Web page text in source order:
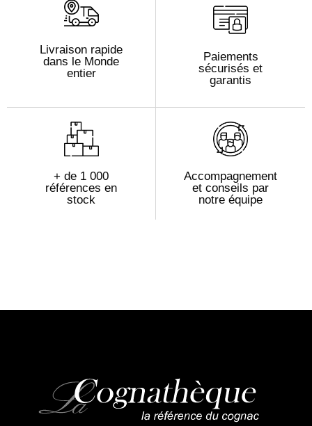
Livraison rapide
dans le Monde
entier
Paiements
sécurisés et
garantis
+ de 1 000
références en
stock
Accompagnement
et conseils par
notre équipe